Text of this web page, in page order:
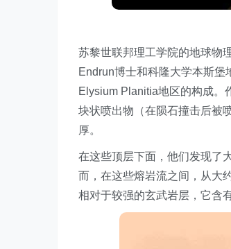
苏黎世联邦理工学院的地球物
Endrun博士和科隆大学本斯
Elysium Planitia地区的构成。
块状喷出物（在陨石撞击后被
厚。
在这些顶层下面，他们发现了
而，在这些熔岩流之间，从大
相对于较强的玄武岩层，它含